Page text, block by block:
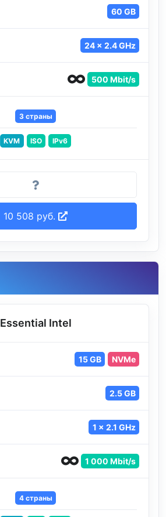
60 GB
24 x 2.4 GHz
500 Mbit/s
3 страны
KVM ISO IPv6
10 508 руб.
Essential Intel
15 GB NVMe
2.5 GB
1 x 2.1 GHz
1 000 Mbit/s
4 страны